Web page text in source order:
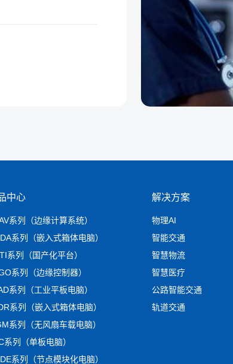
中心
系列（边缘计算系统）
系列（嵌入式箱体电脑）
系列（国产化平台）
系列（边缘控制器）
系列（工业平板电脑）
系列（嵌入式箱体电脑）
系列（无风扇车载电脑）
系列（单板电脑）
系列（节点模块化电脑）
解决方案
物理AI
智能交通
智慧物流
智慧医疗
公路智能交通
轨道交通